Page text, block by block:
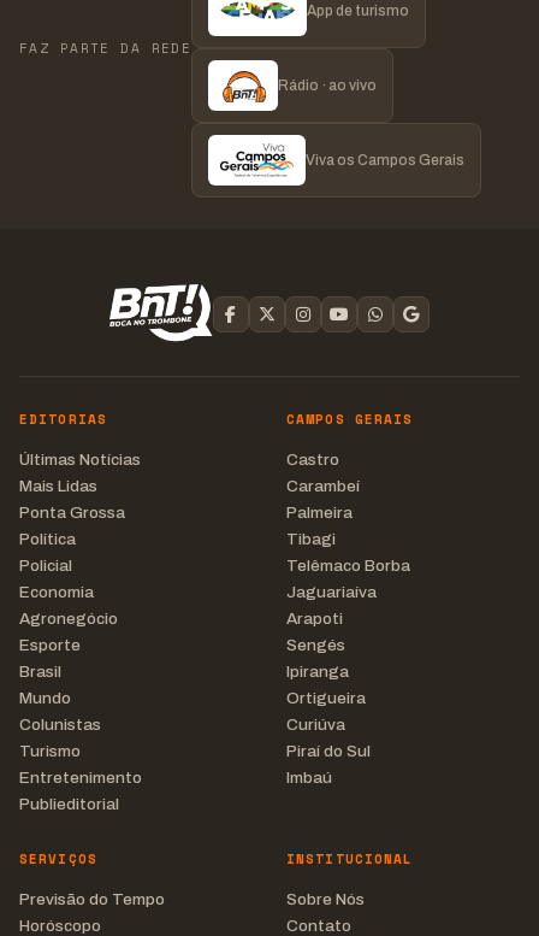
FAZ PARTE DA REDE
App de turismo
Rádio · ao vivo
Viva os Campos Gerais
EDITORIAS
Últimas Notícias
Mais Lidas
Ponta Grossa
Política
Policial
Economia
Agronegócio
Esporte
Brasil
Mundo
Colunistas
Turismo
Entretenimento
Publieditorial
CAMPOS GERAIS
Castro
Carambeí
Palmeira
Tibagi
Telêmaco Borba
Jaguariaíva
Arapoti
Sengés
Ipiranga
Ortigueira
Curiúva
Piraí do Sul
Imbaú
SERVIÇOS
Previsão do Tempo
Horóscopo
INSTITUCIONAL
Sobre Nós
Contato